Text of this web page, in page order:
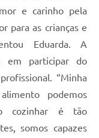
e carinho pela
para as crianças e
Eduarda. A
em participar do
“Minha
podemos
cozinhar é tão
somos capazes